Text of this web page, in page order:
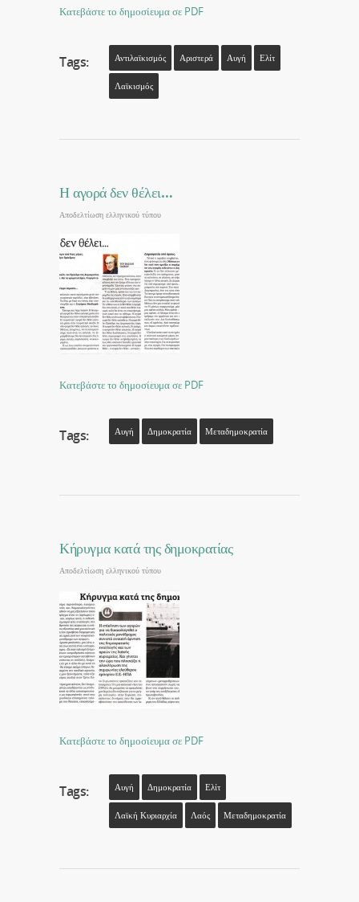
Κατεβάστε το δημοσίευμα σε PDF
Tags: Αντιλαϊκισμός Αριστερά Αυγή Ελίτ
Λαϊκισμός
Η αγορά δεν θέλει…
Αποδελτίωση ελληνικού τύπου
Κατεβάστε το δημοσίευμα σε PDF
Tags: Αυγή Δημοκρατία Μεταδημοκρατία
Κήρυγμα κατά της δημοκρατίας
Αποδελτίωση ελληνικού τύπου
Κατεβάστε το δημοσίευμα σε PDF
Tags: Αυγή Δημοκρατία Ελίτ
Λαϊκή Κυριαρχία Λαός Μεταδημοκρατία